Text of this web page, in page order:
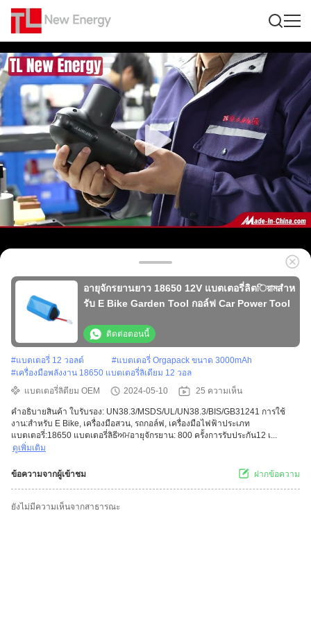
อายุจักรยานยาว 18650 12V แบตเตอรี่ลิตিয়ামสําห
รับ E Bike Garden Tool กอล์ฟ Car Power Tool
ติดต่อตอนนี้
#แบตเตอรี่ 12 วอลต์ #แบตเตอรี่ Orgapack ขนาด 3000mAh
#เครื่องมือพลังงาน 18650 แบตเตอรี่ลิเดียม 12 วอล
แบตเตอรี่ลิตียม OEM
2024-05-10 25 ความเห็น
คําอธิบายสินค้า ใบรับรอง: UN38.3/MSDS/UL/UN38.3/BIS/GB31241 การใช้
งาน:สําหรับ E Bike, เครื่องมือสวน, รถกอล์ฟ, เครื่องมือไฟฟ้าประเภท
แบตเตอรี่:18650 แบตเตอรี่ลิธีਅਮอายุจักรยาน: 800 ครั้งการรับประกัน12 เ...
ดูเพิ่มเติม
ข้อความจากผู้เข้าชม ฝากข้อความ
ยังไม่มีความเห็นจากสาธารณะ